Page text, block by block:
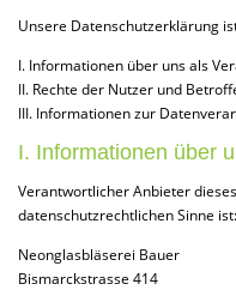
Unsere Datenschutzerklärung
I. Informationen über uns als
II. Rechte der Nutzer und
III. Informationen zur
I. Informationen über
Verantwortlicher Anbieter
datenschutzrechtlichen Sinne ist:
Neonglasbläserei Bauer
Bismarckstrasse 414